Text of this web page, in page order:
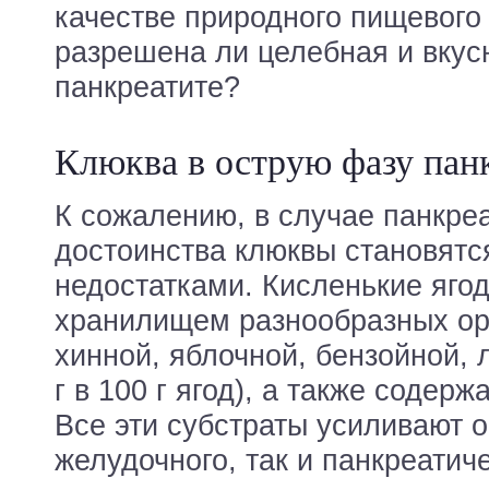
качестве природного
разрешена ли целебная и
панкреатите?
Клюква в острую фазу
К сожалению, в случае
достоинства клюквы
недостатками. Кисленькие
хранилищем разнообразных
хинной, яблочной, бензойной,
г в 100 г ягод), а также
Все эти субстраты усиливают
желудочного, так и